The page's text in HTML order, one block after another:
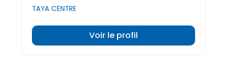
TAYA CENTRE
Voir le profil